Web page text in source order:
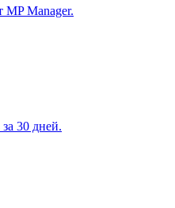
Manager.
30 дней.